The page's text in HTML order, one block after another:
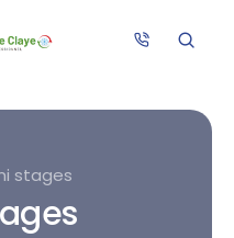
stages